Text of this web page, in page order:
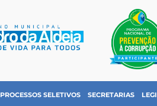
PROCESSOS SELETIVOS SECRETARIAS